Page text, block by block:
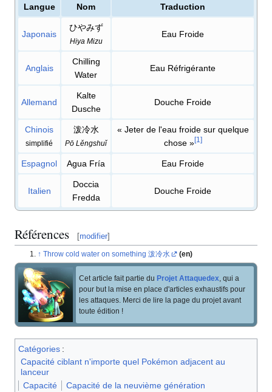
Langue Nom Traduction
Japonais
ひやみず
Hiya Mizu
Eau Froide
Anglais
Chilling
Water
Eau Réfrigérante
Allemand
Kalte
Dusche
Douche Froide
Chinois
simplifié
泼冷水
Pō Lěngshuǐ
« Jeter de l'eau froide sur quelque
chose »[1 ]
Espagnol Agua Fría Eau Froide
Italien
Doccia
Fredda
Douche Froide
Références [modifier]
Throw cold water on something 泼冷水 (en)
Cet article fait partie du Projet Attaquedex, qui a
pour but la mise en place d'articles exhaustifs pour
les attaques. Merci de lire la page du projet avant
toute édition !
Catégories :
Capacité ciblant n'importe quel Pokémon adjacent au
lanceur
Capacité
Capacité de la neuvième génération